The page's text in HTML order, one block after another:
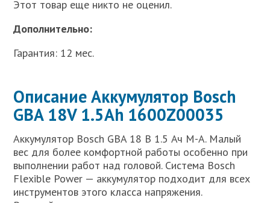
Этот товар еще никто не оценил.
Дополнительно:
Гарантия: 12 мес.
Описание Аккумулятор Bosch
GBA 18V 1.5Ah 1600Z00035
Аккумулятор Bosch GBA 18 В 1.5 Ач M-A. Малый
вес для более комфортной работы особенно при
выполнении работ над головой. Система Bosch
Flexible Power — аккумулятор подходит для всех
инструментов этого класса напряжения.